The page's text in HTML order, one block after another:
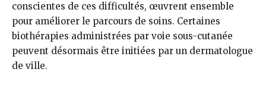
conscientes de ces difficultés, œuvrent ensemble
pour améliorer le parcours de soins. Certaines
biothérapies administrées par voie sous-cutanée
peuvent désormais être initiées par un dermatologue
de ville.